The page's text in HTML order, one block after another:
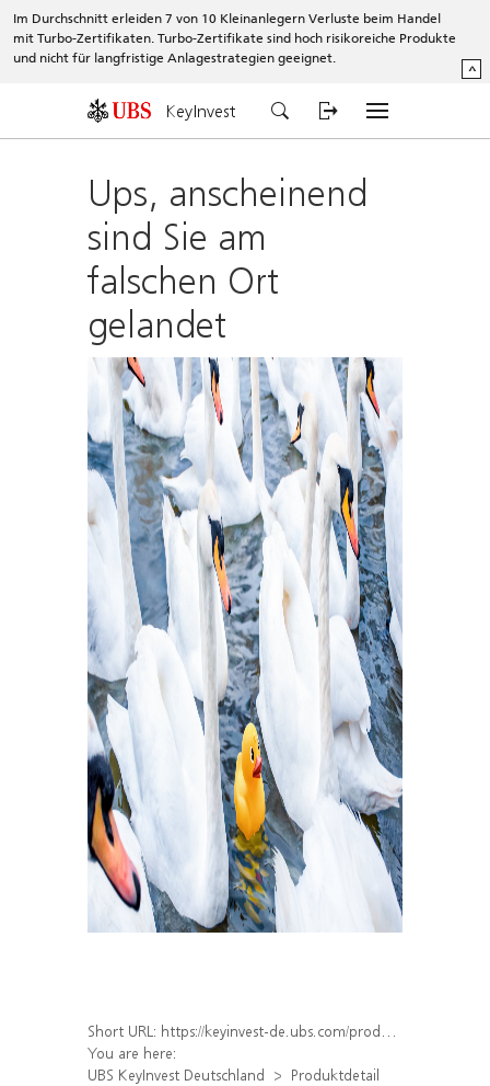
Im Durchschnitt erleiden 7 von 10 Kleinanlegern Verluste beim Handel
mit Turbo-Zertifikaten. Turbo-Zertifikate sind hoch risikoreiche Produkte
und nicht für langfristige Anlagestrategien geeignet.
^
KeyInvest
Ups, anscheinend
sind Sie am
falschen Ort
gelandet
Short URL: https://keyinvest-de.ubs.com/produkt/detail/index/isin/DE000WA8V424
You are here:
UBS KeyInvest Deutschland
Produktdetail